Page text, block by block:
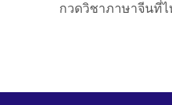
กวดวิชาภาษาจีนที่